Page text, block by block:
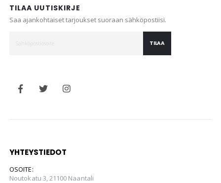
TILAA UUTISKIRJE
Saa ajankohtaiset tarjoukset suoraan sähköpostiisi.
TILAA
YHTEYSTIEDOT
OSOITE:
Noutokatu 3, 21100 Naantali